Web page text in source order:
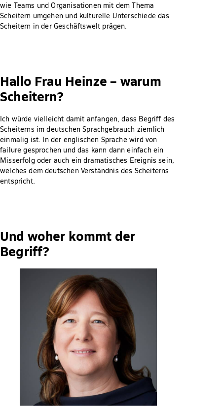
wie Teams und Organisationen mit dem Thema
Scheitern umgehen und kulturelle Unterschiede das
Scheitern in der Geschäftswelt prägen.
Hallo Frau Heinze – warum
Scheitern?
Ich würde vielleicht damit anfangen, dass Begriff des
Scheiterns im deutschen Sprachgebrauch ziemlich
einmalig ist. In der englischen Sprache wird von
failure gesprochen und das kann dann einfach ein
Misserfolg oder auch ein dramatisches Ereignis sein,
welches dem deutschen Verständnis des Scheiterns
entspricht.
Und woher kommt der
Begriff?